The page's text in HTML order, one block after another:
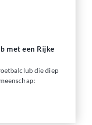
met een Rijke
die diep